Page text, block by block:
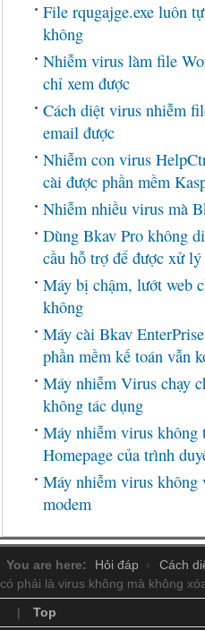
File rqugajge.exe luôn
không
Nhiễm virus làm file
chỉ xem được
Cách diệt virus nhiễm
email được
Nhiễm con virus
cài được phần mềm
Nhiễm nhiều virus mà
Dùng Bkav Pro không
cầu hỗ trợ để được xử lý
Máy bị chậm, lướt web
không
Máy cài Bkav
phần mềm kế toán vẫn
Máy nhiễm Virus chạy
không tác dụng
Máy nhiễm virus không
Homepage của trình
Máy nhiễm virus không
modem
You are here: Hỏi đáp Cách
có phải là virus không mà không
|
Top